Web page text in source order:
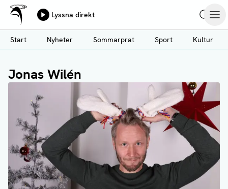
Hoppa
till
huvudinnehåll
Ålands Radio & TV
Lyssna direkt
Start
Nyheter Sommarprat Sport Kultur
Jonas Wilén